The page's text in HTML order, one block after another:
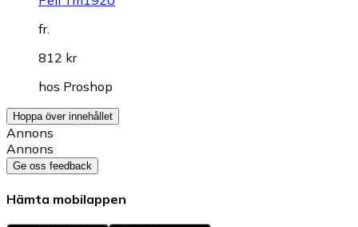
fr.
812 kr
hos Proshop
Hoppa över innehållet
Annons
Annons
Ge oss feedback
Hämta mobilappen